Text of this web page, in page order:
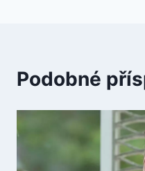
Podobné